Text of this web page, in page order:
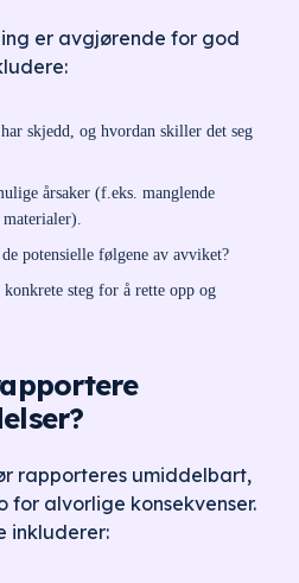
er avgjørende for god
skjedd, og hvordan skiller det seg
årsaker (f.eks. manglende
potensielle følgene av avviket?
konkrete steg for å rette opp og
rapporteres umiddelbart,
for alvorlige konsekvenser.
inkluderer: